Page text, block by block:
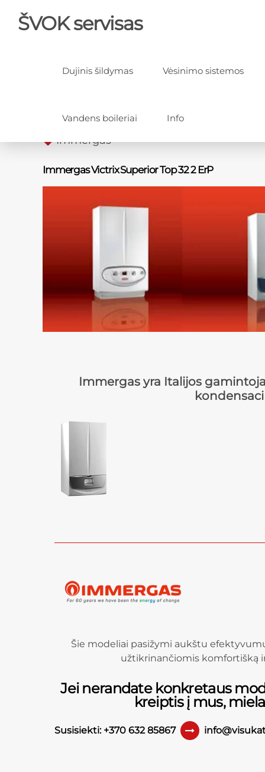
ŠVOK servisas
Dujinis šildymas Vėsinimo sistemos
Vandens boileriai Info
Immergas
Immergas Victrix Superior Top 32 2 ErP
Immergas yra Italijos
Šie modeliai pasižymi aukštu
užtikrinančiomis komfortišką
Jei nerandate konkretaus
kreiptis į mus,
Susisiekti: +370 632 85867